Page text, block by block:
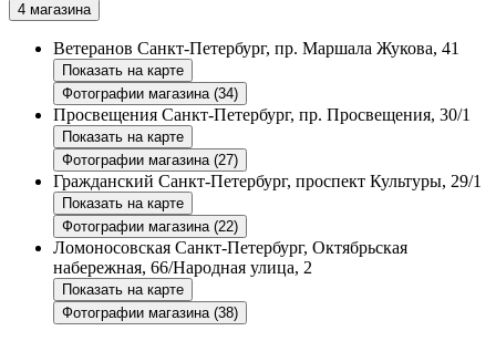
4 магазина
Ветеранов Санкт-Петербург, пр. Маршала Жукова, 41
Показать на карте
Фотографии магазина (34)
Просвещения Санкт-Петербург, пр. Просвещения, 30/1
Показать на карте
Фотографии магазина (27)
Гражданский Санкт-Петербург, проспект Культуры, 29/1
Показать на карте
Фотографии магазина (22)
Ломоносовская Санкт-Петербург, Октябрьская
набережная, 66/Народная улица, 2
Показать на карте
Фотографии магазина (38)